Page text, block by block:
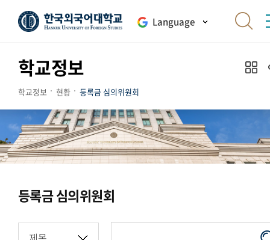
Language
학교정보
학교정보 현황 등록금 심의위원회
등록금 심의위원회